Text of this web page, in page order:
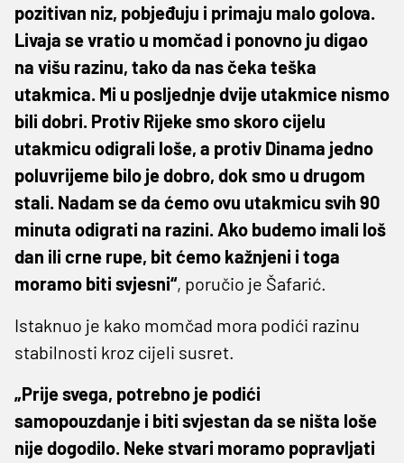
pozitivan niz, pobjeđuju i primaju malo golova.
Livaja se vratio u momčad i ponovno ju digao
na višu razinu, tako da nas čeka teška
utakmica. Mi u posljednje dvije utakmice nismo
bili dobri. Protiv Rijeke smo skoro cijelu
utakmicu odigrali loše, a protiv Dinama jedno
poluvrijeme bilo je dobro, dok smo u drugom
stali. Nadam se da ćemo ovu utakmicu svih 90
minuta odigrati na razini. Ako budemo imali loš
dan ili crne rupe, bit ćemo kažnjeni i toga
moramo biti svjesni“, poručio je Šafarić.
Istaknuo je kako momčad mora podići razinu
stabilnosti kroz cijeli susret.
„Prije svega, potrebno je podići
samopouzdanje i biti svjestan da se ništa loše
nije dogodilo. Neke stvari moramo popravljati